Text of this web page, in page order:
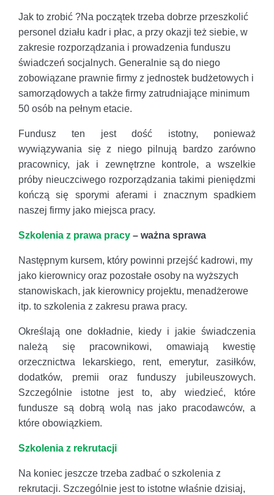
Jak to zrobić ?Na początek trzeba dobrze przeszkolić
personel działu kadr i płac, a przy okazji też siebie, w
zakresie rozporządzania i prowadzenia funduszu
świadczeń socjalnych. Generalnie są do niego
zobowiązane prawnie firmy z jednostek budżetowych i
samorządowych a także firmy zatrudniające minimum
50 osób na pełnym etacie.
Fundusz ten jest dość istotny, ponieważ
wywiązywania się z niego pilnują bardzo zarówno
pracownicy, jak i zewnętrzne kontrole, a wszelkie
próby nieuczciwego rozporządzania takimi pieniędzmi
kończą się sporymi aferami i znacznym spadkiem
naszej firmy jako miejsca pracy.
Szkolenia z prawa pracy – ważna sprawa
Następnym kursem, który powinni przejść kadrowi, my
jako kierownicy oraz pozostałe osoby na wyższych
stanowiskach, jak kierownicy projektu, menadżerowe
itp. to szkolenia z zakresu prawa pracy.
Określają one dokładnie, kiedy i jakie świadczenia
należą się pracownikowi, omawiają kwestię
orzecznictwa lekarskiego, rent, emerytur, zasiłków,
dodatków, premii oraz funduszy jubileuszowych.
Szczególnie istotne jest to, aby wiedzieć, które
fundusze są dobrą wolą nas jako pracodawców, a
które obowiązkiem.
Szkolenia z rekrutacji
Na koniec jeszcze trzeba zadbać o szkolenia z
rekrutacji. Szczególnie jest to istotne właśnie dzisiaj,